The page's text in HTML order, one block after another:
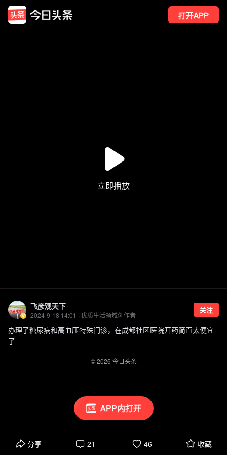
打开APP
APP内打开
飞彦观天下
2024-9-18 14:01 · 优质生活领域创作者
关注
办理了糖尿病和高血压特殊门诊，在成都社区医院开药简直太便宜
了
分享 21 46 收藏
—— ©2026 今日头条——